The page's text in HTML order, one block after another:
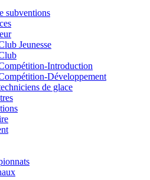
subventions
Jeunesse
Introduction
Développement
de glace